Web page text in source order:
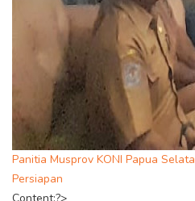
Panitia Musprov KONI Papua
Persiapan